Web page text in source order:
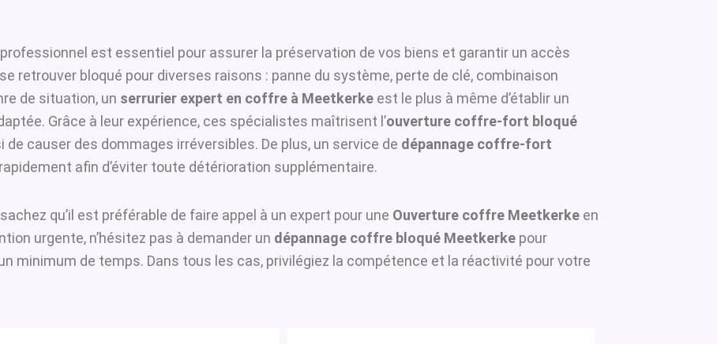
est essentiel pour assurer la préservation de vos biens et garantir un accès
retrouver bloqué pour diverses raisons : panne du système, perte de clé, combinaison
de situation, un serrurier expert en coffre à Meetkerke est le plus à même d’établir un
Grâce à leur expérience, ces spécialistes maîtrisent l’ouverture coffre-fort bloqué
de causer des dommages irréversibles. De plus, un service de dépannage coffre-fort
afin d’éviter toute détérioration supplémentaire.
sachez qu’il est préférable de faire appel à un expert pour une Ouverture coffre Meetkerke en
urgente, n’hésitez pas à demander un dépannage coffre bloqué Meetkerke pour
minimum de temps. Dans tous les cas, privilégiez la compétence et la réactivité pour votre